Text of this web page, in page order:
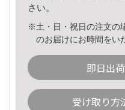
さい。
※土・日・祝日の注文の
のお届けにお時間をい
即日出
受け取り方